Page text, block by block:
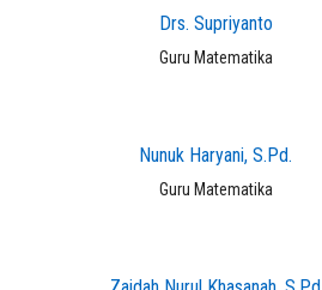
Drs. Supriyanto
Guru Matematika
Nunuk Haryani, S.Pd.
Guru Matematika